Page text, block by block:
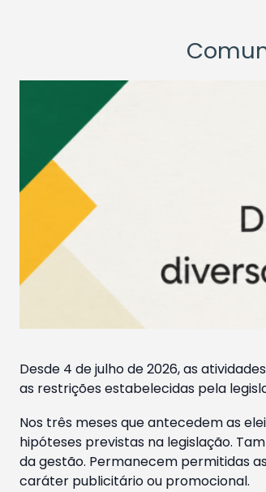
Desde 4 de julho de 2026, as
as restrições estabelecidas pela
Nos três meses que antecedem as
hipóteses previstas na legislação.
da gestão. Permanecem permitidas
caráter publicitário ou promocional.